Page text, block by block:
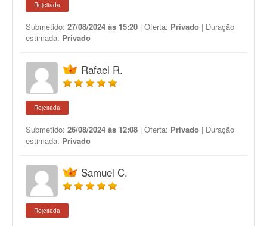
Rejeitada
Submetido: 27/08/2024 às 15:20 | Oferta: Privado | Duração
estimada: Privado
Rafael R.
Rejeitada
Submetido: 26/08/2024 às 12:08 | Oferta: Privado | Duração
estimada: Privado
Samuel C.
Rejeitada